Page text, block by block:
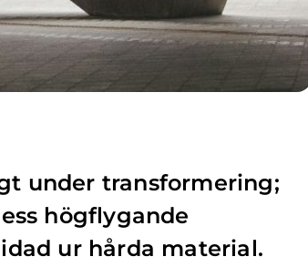
under transformering;
högflygande
ur hårda material.